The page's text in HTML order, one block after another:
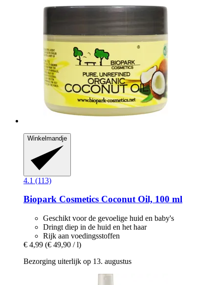
Winkelmandje
4.1 (113)
Biopark Cosmetics Coconut Oil, 100 ml
Geschikt voor de gevoelige huid en baby's
Dringt diep in de huid en het haar
Rijk aan voedingsstoffen
€ 4,99 (€ 49,90 / l)
Bezorging uiterlijk op 13. augustus